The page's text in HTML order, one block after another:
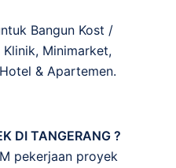
Bangun Kost /
Klinik, Minimarket,
& Apartemen.
DI TANGERANG ?
pekerjaan proyek